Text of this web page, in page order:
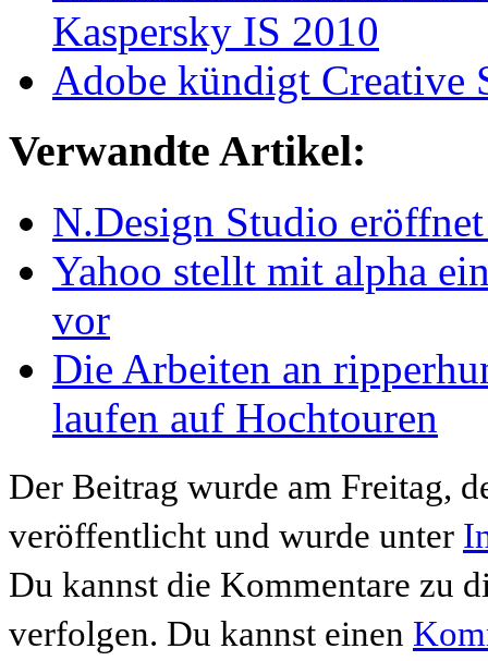
Kaspersky IS 2010
Adobe kündigt Creative
Verwandte Artikel:
N.Design Studio
Yahoo stellt mit alpha
vor
Die Arbeiten an
laufen auf Hochtouren
Der Beitrag wurde am Freitag,
veröffentlicht und wurde unter
Du kannst die Kommentare zu
verfolgen. Du kannst einen